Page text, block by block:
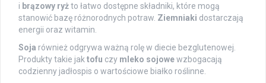
i brązowy ryżto łatwo dostępne składniki, które mogą
stanowić bazę różnorodnych potraw. Ziemniaki dostarczają
energii oraz witamin.
Soja również odgrywa ważną rolę w diecie bezglutenowej.
Produkty takie jak tofu czy mleko sojowewzbogacają
codzienny jadłospis o wartościowe białko roślinne.